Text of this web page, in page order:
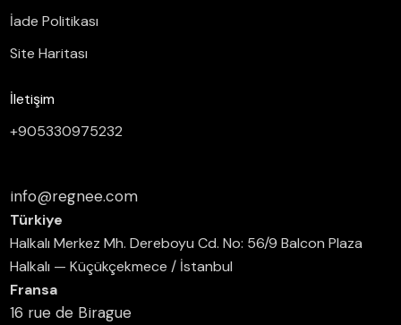
İade Politikası
Site Haritası
İletişim
+905330975232
info@regnee.com
Türkiye
Halkalı Merkez Mh. Dereboyu Cd. No: 56/9 Balcon Plaza
Halkalı — Küçükçekmece / İstanbul
Fransa
16 rue de Birague